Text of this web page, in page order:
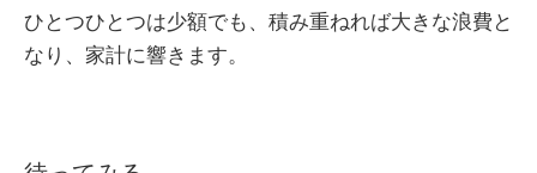
ひとつひとつは少額でも、積み重ねれば大きな浪費と
なり、家計に響きます。